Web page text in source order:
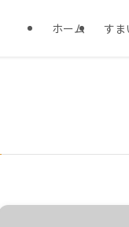
ホーム すま